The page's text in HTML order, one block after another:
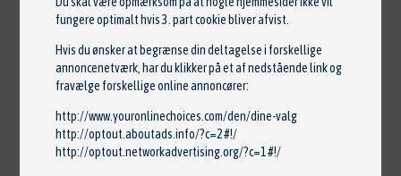
Auto-Centrum Skårup
Østergade 60-62
5881Skårup Fyn
Tlf. 6223 1991
jan@autocentrum.dk
www.autocentrum.dk
fungere optimalt hvis 3. part cookie bliver afvist.
Hvis du ønsker at begrænse din deltagelse i forskellige
annoncenetværk, har du klikker på et af nedstående link og
fravælge forskellige online annoncører:
http://www.youronlinechoices.com/den/dine-valg
http://optout.aboutads.info/?c=2#!/
http://optout.networkadvertising.org/?c=1#!/